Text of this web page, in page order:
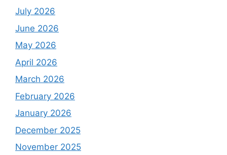
July 2026
June 2026
May 2026
April 2026
March 2026
February 2026
January 2026
December 2025
November 2025